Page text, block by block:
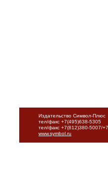
Издательство Символ-Плюс
тел/факс +7(495)638-5305
тел/факс +7(812)380-5007/
www.symbol.ru